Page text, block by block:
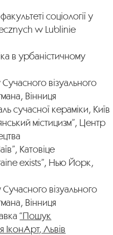
соціології у
w Lublinie
в урбаністичному
візуального
Вінниця
сучасної кераміки, Київ
містицизм”, Центр
Катовіце
exists”, Нью Йорк,
візуального
Вінниця
“Пошук
ІконАрт, Львів